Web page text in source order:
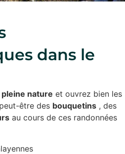
dans le
nature et ouvrez bien les
être des bouquetins , des
au cours de ces randonnées